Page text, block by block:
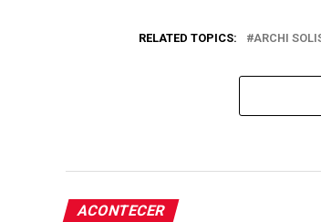
RELATED TOPICS: ARCHI
ACONTECER